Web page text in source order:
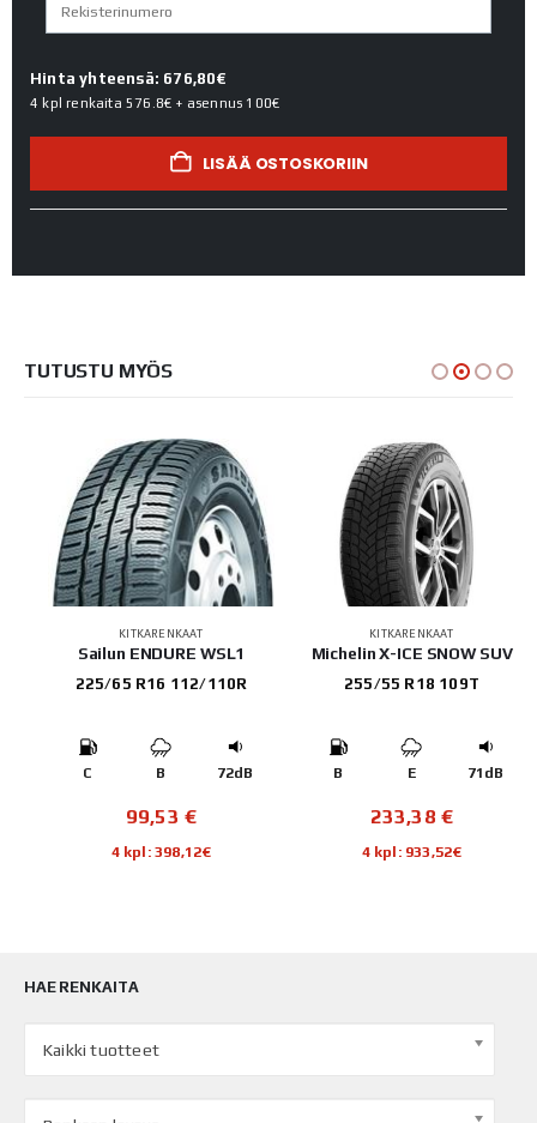
Hinta yhteensä: 676,80€
4 kpl renkaita 576.8€ + asennus 100€
LISÄÄ OSTOSKORIIN
TUTUSTU MYÖS
KITKARENKAAT
Sailun ENDURE WSL1
225/65 R16 112/110R
C B 72dB
99,53 €
4 kpl: 398,12€
KITKARENKAAT
Michelin X-ICE SNOW SUV
255/55 R18 109T
B E 71dB
233,38€
4 kpl: 933,52€
HAE RENKAITA
Kaikki tuotteet